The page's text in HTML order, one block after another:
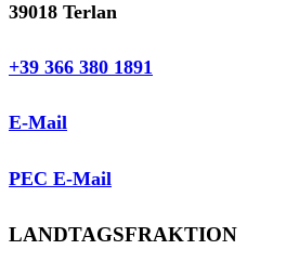
39018 Terlan
+39 366 380 1891
E-Mail
PEC E-Mail
LANDTAGSFRAKTION